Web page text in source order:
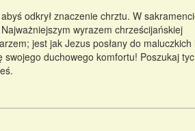
odkrył znaczenie chrztu. W
wyrazem chrześcijańskiej
jest jak Jezus posłany do maluczkich
duchowego komfortu! Poszukaj